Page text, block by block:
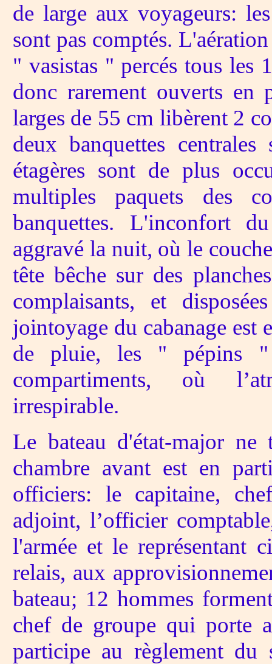
de large aux voyageurs:
sont pas comptés.
" vasistas " percés tous les
donc rarement ouverts en
larges de 55 cm libèrent 2
deux banquettes
étagères sont de plus
multiples paquets des
banquettes. L'inconfort
aggravé la nuit, où le
tête bêche sur des
complaisants, et
jointoyage du cabanage
de pluie, les " pépins "
compartiments, où
irrespirable.
Le bateau d'état-major
chambre avant est en
officiers: le capitaine,
adjoint, l’officier
l'armée et le représentant
relais, aux
bateau; 12 hommes
chef de groupe qui porte
participe au règlement